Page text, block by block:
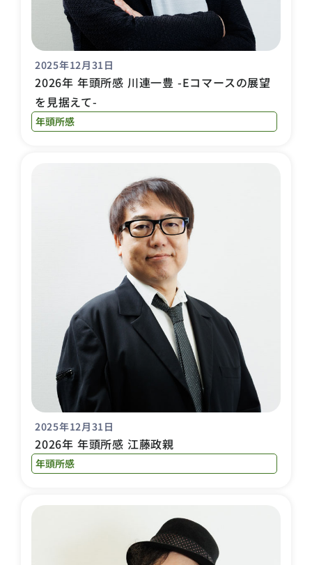
2025年12月31日
2026年 年頭所感 川連一豊 -Eコマースの展望
を見据えて-
年頭所感
2025年12月31日
2026年 年頭所感 江藤政親
年頭所感